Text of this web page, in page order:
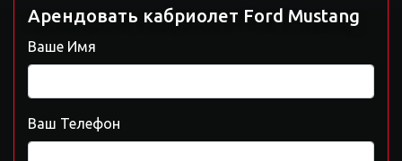
Арендовать кабриолет Ford Mustang
Ваше Имя
Ваш Телефон